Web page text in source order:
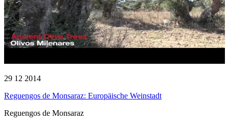
29 12 2014
Reguengos de Monsaraz: Europäische Weinstadt
Reguengos de Monsaraz